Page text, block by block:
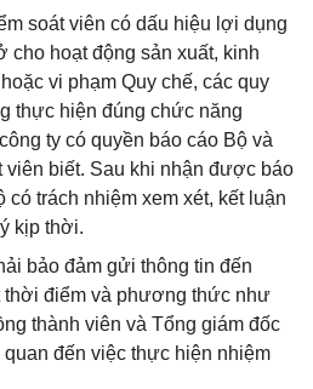
soát viên có dấu hiệu lợi dụng
cho hoạt động sản xuất, kinh
vi phạm Quy chế, các quy
thực hiện đúng chức năng
ty có quyền báo cáo Bộ và
viên biết. Sau khi nhận được báo
có trách nhiệm xem xét, kết luận
kịp thời.
bảo đảm gửi thông tin đến
thời điểm và phương thức như
thành viên và Tổng giám đốc
đến việc thực hiện nhiệm